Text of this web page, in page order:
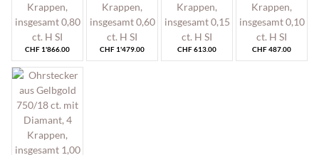
CHF 1'866.00 CHF 1'479.00 CHF613.00 CHF487.00